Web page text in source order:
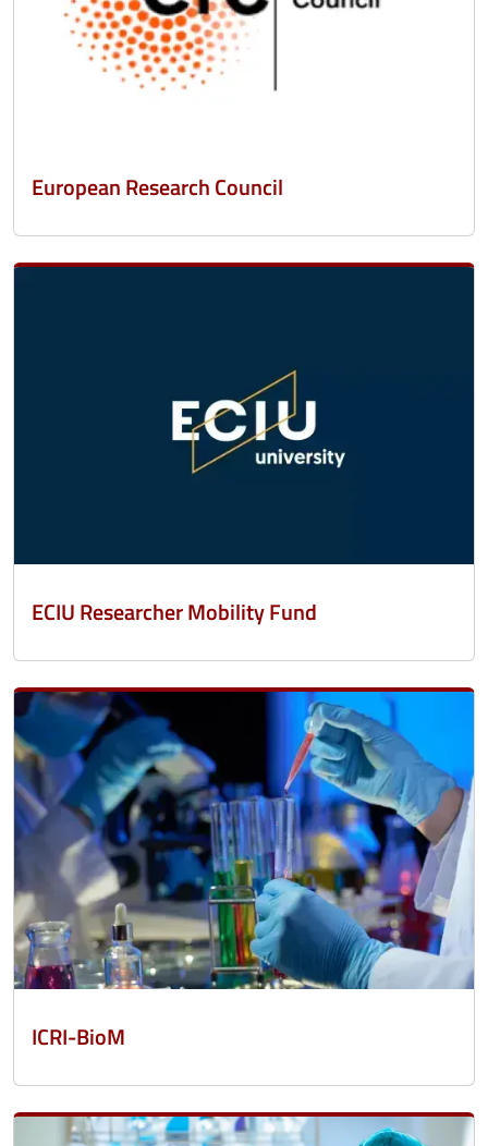
European Research Council
ECIU Researcher Mobility Fund
ICRI-BioM